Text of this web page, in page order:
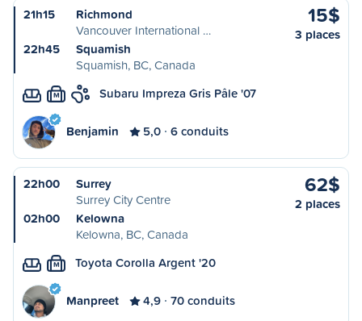
21h15
Richmond
Vancouver International …
22h45
Squamish
Squamish, BC, Canada
15$
3 places
M Subaru Impreza Gris Pâle '07
Benjamin 5,0 6 conduits
22h00
Surrey
Surrey City Centre
02h00
Kelowna
Kelowna, BC, Canada
62$
2 places
M Toyota Corolla Argent '20
Manpreet 4,9 70 conduits